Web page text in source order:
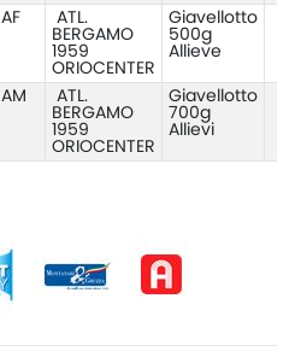
AF
ATL.
BERGAMO
1959
ORIOCENTER
Giavellotto
500g
Allieve
AM
ATL.
BERGAMO
1959
ORIOCENTER
Giavellotto
700g
Allievi